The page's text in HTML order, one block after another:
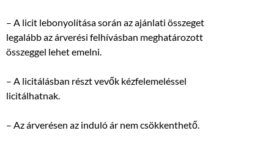
– A licit lebonyolítása során az ajánlati összeget
legalább az árverési felhívásban meghatározott
összeggel lehet emelni.
– A licitálásban részt vevők kézfelemeléssel
licitálhatnak.
– Az árverésen az induló ár nem csökkenthető.